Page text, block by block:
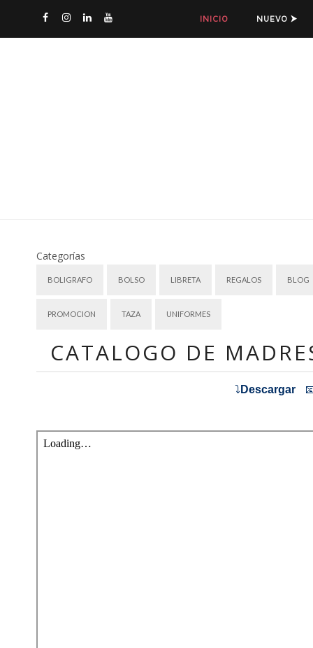
INICIO NUEVO ⮞
Categorías
BOLIGRAFO BOLSO LIBRETA REGALOS BLOG
PROMOCION TAZA UNIFORMES
CATALOGO DE
⤵️ Descargar